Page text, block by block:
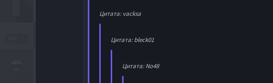
Цитата: vacksa
Цитата: bleck01
Цитата: No48